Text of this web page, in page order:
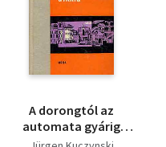
A dorongtól az
automata gyárig
(búvár könyvek)